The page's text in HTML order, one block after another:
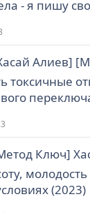
- я пишу
Алиев]
токсичные
Ключ]
(2023)